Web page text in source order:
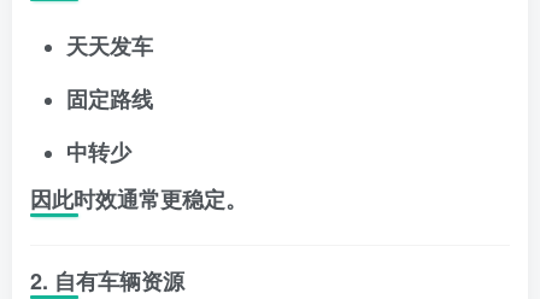
天天发车
固定路线
中转少
因此时效通常更稳定。
2. 自有车辆资源